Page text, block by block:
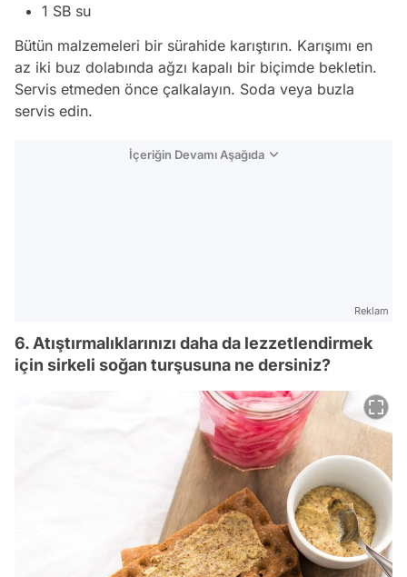
1 SB su
Bütün malzemeleri bir sürahide karıştırın. Karışımı en
az iki buz dolabında ağzı kapalı bir biçimde bekletin.
Servis etmeden önce çalkalayın. Soda veya buzla
servis edin.
İçeriğin Devamı Aşağıda
Reklam
6. Atıştırmalıklarınızı daha da lezzetlendirmek
için sirkeli soğan turşusuna ne dersiniz?